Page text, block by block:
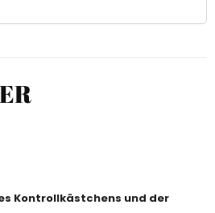
Kontrollkästchens und der